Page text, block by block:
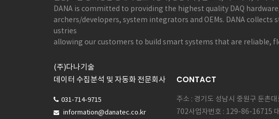
DANA is committed to providing the highest quality DAQ
archers/developers, system integrators and OEMs. DANA
ustries
allowing our customers to build smart systems that are reliable,
(주)다나기술
데이터 수집분석 및 자동화 전문회사
031-714-9715
information@danatec.co.kr
CONTACT
주소 : 경기도 성남시 중원구 둔촌
702사업자번호 : 129-86-16715